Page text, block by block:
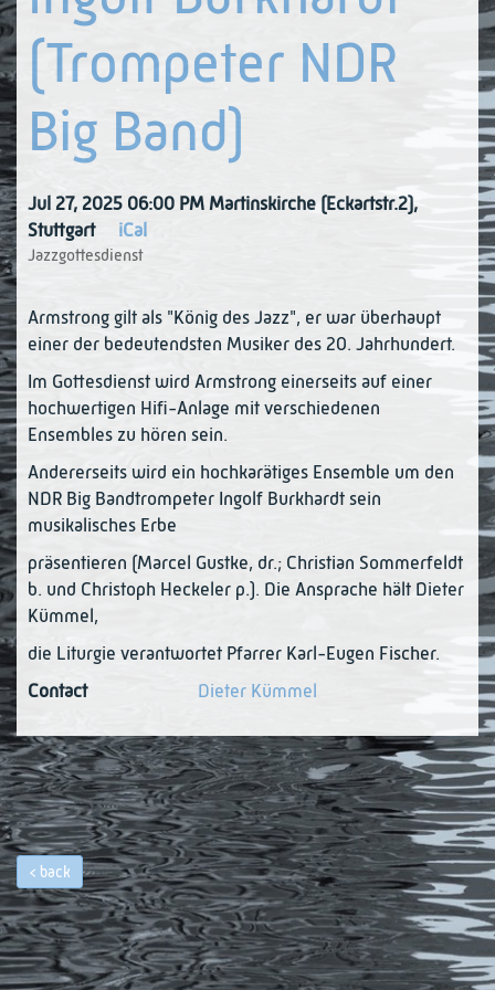
(Trompeter NDR
Big Band)
Jul 27, 2025 06:00 PM Martinskirche (Eckartstr.2) ,
Stuttgart
iCal
Jazzgottesdienst
Armstrong gilt als "König des Jazz", er war überhaupt
einer der bedeutendsten Musiker des 20. Jahrhundert.
Im Gottesdienst wird Armstrong einerseits auf einer
hochwertigen Hifi-Anlage mit verschiedenen
Ensembles zu hören sein.
Andererseits wird ein hochkarätiges Ensemble um den
NDR Big Bandtrompeter Ingolf Burkhardt sein
musikalisches Erbe
präsentieren (Marcel Gustke, dr.; Christian Sommerfeldt
b. und Christoph Heckeler p.). Die Ansprache hält Dieter
Kümmel,
die Liturgie verantwortet Pfarrer Karl-Eugen Fischer.
Contact
Dieter Kümmel
back